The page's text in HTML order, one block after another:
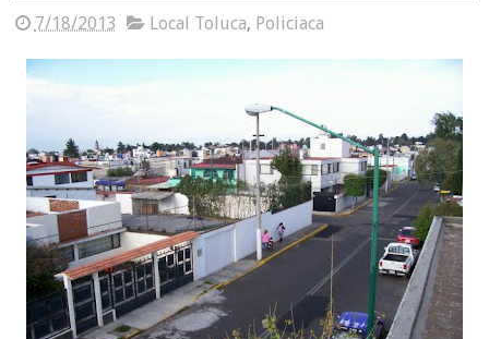
7/18/2013 Local Toluca, Policiaca